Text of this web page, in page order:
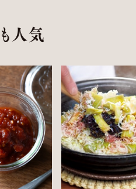
も人気